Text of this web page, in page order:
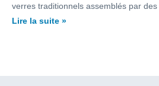
verres traditionnels assemblés par des
Lire la suite »